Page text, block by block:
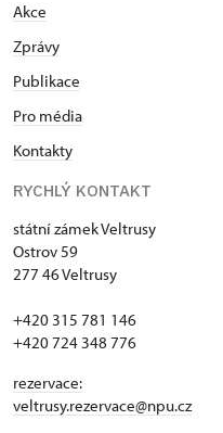
Akce
Zprávy
Publikace
Pro média
Kontakty
RYCHLÝ KONTAKT
státní zámek Veltrusy
Ostrov 59
277 46 Veltrusy
+420 315 781 146
+420 724 348 776
rezervace:
veltrusy.rezervace@npu.cz